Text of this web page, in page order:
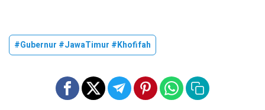
#Gubernur #JawaTimur #Khofifah